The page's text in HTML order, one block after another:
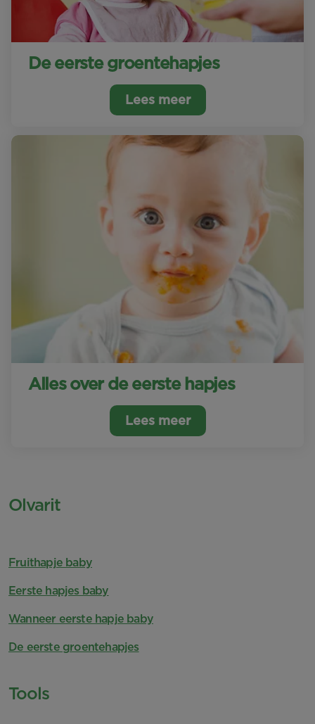
De eerste groentehapjes
Lees meer
Alles over de eerste hapjes
Lees meer
Olvarit
Fruithapje baby
Eerste hapjes baby
Wanneer eerste hapje baby
De eerste groentehapjes
Tools